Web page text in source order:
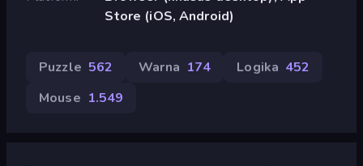
Store (iOS, Android)
Puzzle 562 Warna 174 Logika 452
Mouse 1.549